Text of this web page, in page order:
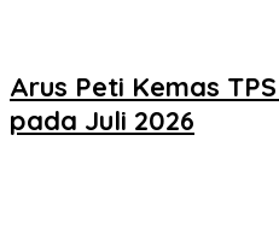
Arus Peti Kemas
pada Juli 2026